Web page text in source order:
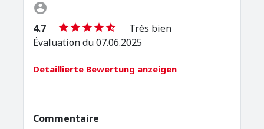
4.7
Très bien
Évaluation du 07.06.2025
Detaillierte Bewertung anzeigen
Commentaire